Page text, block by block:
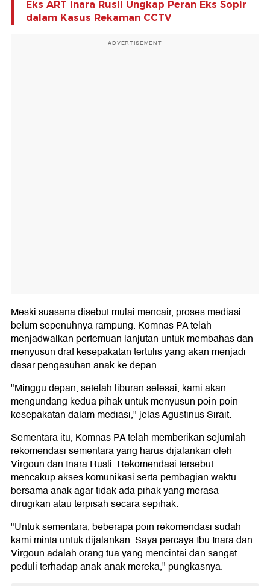
Eks ART Inara Rusli Ungkap Peran Eks Sopir
dalam Kasus Rekaman CCTV
ADVERTISEMENT
Meski suasana disebut mulai mencair, proses mediasi
belum sepenuhnya rampung. Komnas PA telah
menjadwalkan pertemuan lanjutan untuk membahas dan
menyusun draf kesepakatan tertulis yang akan menjadi
dasar pengasuhan anak ke depan.
"Minggu depan, setelah liburan selesai, kami akan
mengundang kedua pihak untuk menyusun poin-poin
kesepakatan dalam mediasi," jelas Agustinus Sirait.
Sementara itu, Komnas PA telah memberikan sejumlah
rekomendasi sementara yang harus dijalankan oleh
Virgoun dan Inara Rusli. Rekomendasi tersebut
mencakup akses komunikasi serta pembagian waktu
bersama anak agar tidak ada pihak yang merasa
dirugikan atau terpisah secara sepihak.
"Untuk sementara, beberapa poin rekomendasi sudah
kami minta untuk dijalankan. Saya percaya Ibu Inara dan
Virgoun adalah orang tua yang mencintai dan sangat
peduli terhadap anak-anak mereka," pungkasnya.